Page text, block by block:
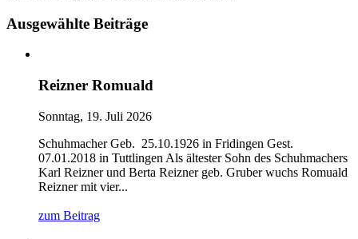
Ausgewählte Beiträge
Reizner Romuald
Sonntag, 19. Juli 2026
Schuhmacher Geb. 25.10.1926 in Fridingen Gest.
07.01.2018 in Tuttlingen Als ältester Sohn des Schuhmachers
Karl Reizner und Berta Reizner geb. Gruber wuchs Romuald
Reizner mit vier...
zum Beitrag